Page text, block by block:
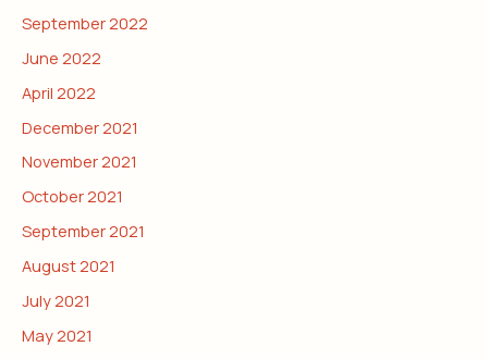
September 2022
June 2022
April 2022
December 2021
November 2021
October 2021
September 2021
August 2021
July 2021
May 2021